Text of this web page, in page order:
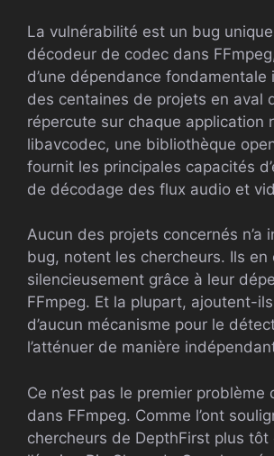
La vulnérabilité est un bug
décodeur de codec dans
d’une dépendance fondamentale
des centaines de projets en aval
répercute sur chaque application
libavcodec, une bibliothèque
fournit les principales capacités
de décodage des flux audio et
Aucun des projets concernés n’a
bug, notent les chercheurs. Ils en
silencieusement grâce à leur
FFmpeg. Et la plupart, ajoutent-
d’aucun mécanisme pour le
l’atténuer de manière
Ce n’est pas le premier problème
dans FFmpeg. Comme l’ont
chercheurs de DepthFirst plus tôt